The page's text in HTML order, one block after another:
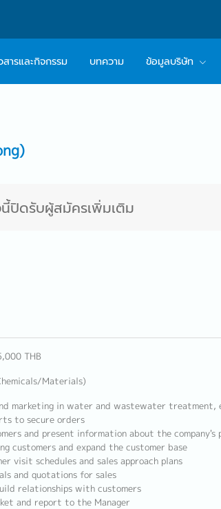
สารและกิจกรรม บทความ ข้อมูลบริษัท
ปิดรับผู้สมัครเพิ่มเติม
THB
Materials)
marketing in water and wastewater treatment,
to secure orders
and present information about the company's
customers and expand the customer base
visit schedules and sales approach plans
and quotations for sales
relationships with customers
and report to the Manager